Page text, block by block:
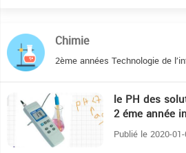
Chimie
2ème années Technologie de
37:4 le PH des
2 éme année
Publié le 2020-